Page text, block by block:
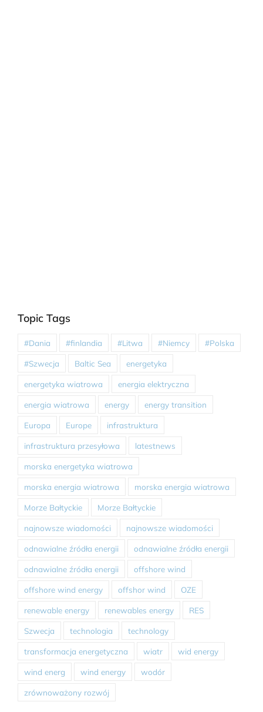
Topic Tags
#Dania #finlandia #Litwa #Niemcy #Polska
#Szwecja Baltic Sea energetyka
energetyka wiatrowa energia elektryczna
energia wiatrowa energy energy transition
Europa Europe infrastruktura
infrastruktura przesyłowa latestnews
morska energetyka wiatrowa
morska energia wiatrowa morska energia wiatrowa
Morze Bałtyckie Morze Bałtyckie
najnowsze wiadomości najnowsze wiadomości
odnawialne źródła energii odnawialne źródła energii
odnawialne źródła energii offshore wind
offshore wind energy offshor wind OZE
renewable energy renewables energy RES
Szwecja technologia technology
transformacja energetyczna wiatr wid energy
wind energ wind energy wodór
zrównoważony rozwój